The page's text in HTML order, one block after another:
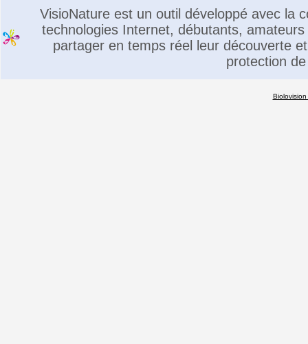
VisioNature est un outil développé avec la
technologies Internet, débutants,
partager en temps réel leur découverte
protection
Biolovision